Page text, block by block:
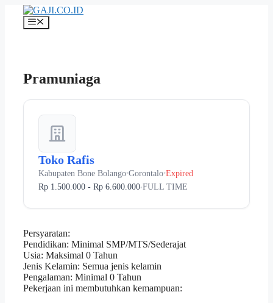
Langsung
Menu
Pramuniaga
Toko Rafis
Kabupaten Bone Bolango•Gorontalo•Expired
Rp 1.500.000 - Rp 6.600.000•FULL TIME
Persyaratan:
Pendidikan: Minimal SMP/MTS/Sederajat
Usia: Maksimal 0 Tahun
Jenis Kelamin: Semua jenis kelamin
Pengalaman: Minimal 0 Tahun
Pekerjaan ini membutuhkan kemampuan: